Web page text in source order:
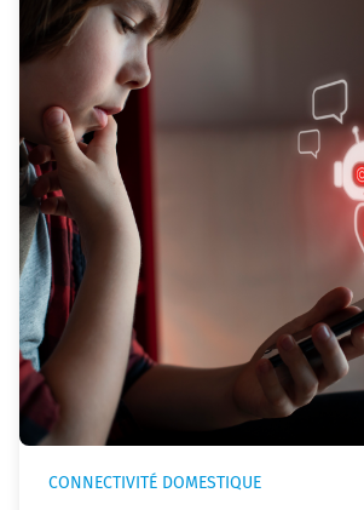
CONNECTIVITÉ DOMESTIQUE